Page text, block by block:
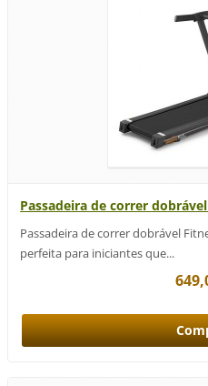
Passadeira de correr dobrável
Passadeira de correr dobrável
perfeita para iniciantes que...